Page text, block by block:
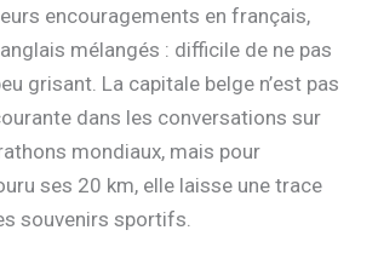
encouragements en français,
mélangés : difficile de ne pas
grisant. La capitale belge n’est pas
dans les conversations sur
mondiaux, mais pour
ses 20 km, elle laisse une trace
souvenirs sportifs.